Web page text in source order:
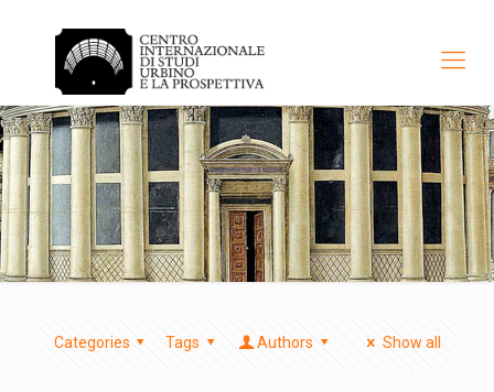
Categories Tags Authors Show all